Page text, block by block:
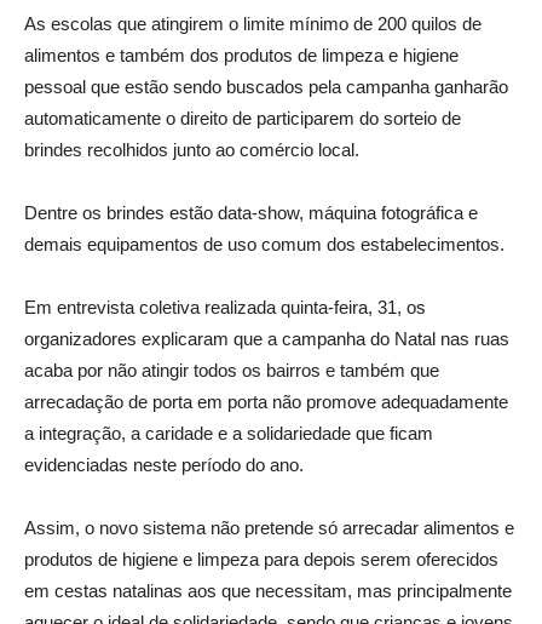
As escolas que atingirem o limite mínimo de 200 quilos de
alimentos e também dos produtos de limpeza e higiene
pessoal que estão sendo buscados pela campanha ganharão
automaticamente o direito de participarem do sorteio de
brindes recolhidos junto ao comércio local.
Dentre os brindes estão data-show, máquina fotográfica e
demais equipamentos de uso comum dos estabelecimentos.
Em entrevista coletiva realizada quinta-feira, 31, os
organizadores explicaram que a campanha do Natal nas ruas
acaba por não atingir todos os bairros e também que
arrecadação de porta em porta não promove adequadamente
a integração, a caridade e a solidariedade que ficam
evidenciadas neste período do ano.
Assim, o novo sistema não pretende só arrecadar alimentos e
produtos de higiene e limpeza para depois serem oferecidos
em cestas natalinas aos que necessitam, mas principalmente